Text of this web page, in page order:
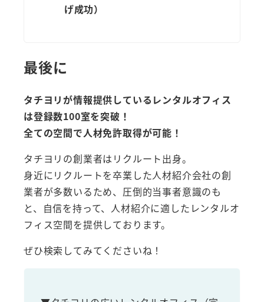
げ成功）
最後に
タチヨリが情報提供しているレンタルオフィス
は登録数100室を突破！
全ての空間で人材免許取得が可能！
タチヨリの創業者はリクルート出身。
身近にリクルートを卒業した人材紹介会社の創
業者が多数いるため、圧倒的当事者意識のも
と、自信を持って、人材紹介に適したレンタルオ
フィス空間を提供しております。
ぜひ検索してみてくださいね！